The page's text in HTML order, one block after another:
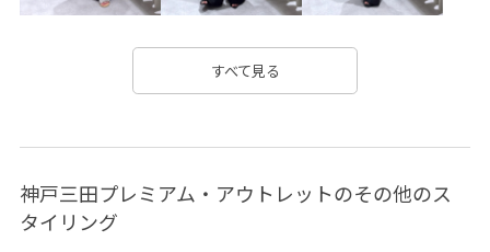
履き心地が良い 帽子 抜け感 春先 歩きやすい
透け感
すべて見る
神戸三田プレミアム・アウトレットのその他のス
タイリング